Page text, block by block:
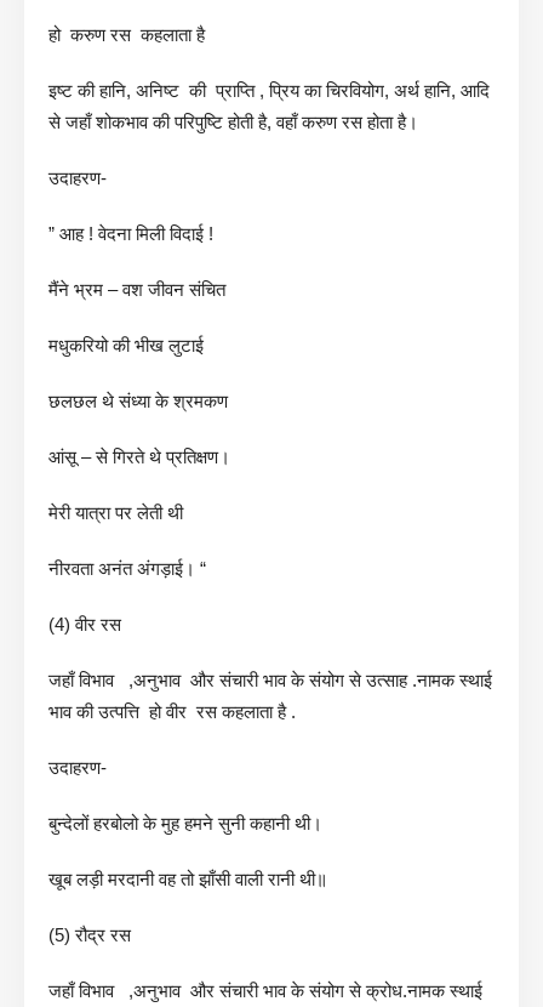
हो करुण रस कहलाता है
इष्ट की हानि, अनिष्ट की प्राप्ति , प्रिय का चिरवियोग, अर्थ हानि, आदि
से जहाँ शोकभाव की परिपुष्टि होती है, वहाँ करुण रस होता है।
उदाहरण-
” आह ! वेदना मिली विदाई !
मैंने भ्रम – वश जीवन संचित
मधुकरियो की भीख लुटाई
छलछल थे संध्या के श्रमकण
आंसू – से गिरते थे प्रतिक्षण।
मेरी यात्रा पर लेती थी
नीरवता अनंत अंगड़ाई। “
(4) वीर रस
जहाँ विभाव ,अनुभाव और संचारी भाव के संयोग से उत्साह .नामक स्थाई
भाव की उत्पत्ति हो वीर रस कहलाता है .
उदाहरण-
बुन्देलों हरबोलो के मुह हमने सुनी कहानी थी।
खूब लड़ी मरदानी वह तो झाँसी वाली रानी थी॥
(5) रौद्र रस
जहाँ विभाव ,अनुभाव और संचारी भाव के संयोग से क्रोध.नामक स्थाई